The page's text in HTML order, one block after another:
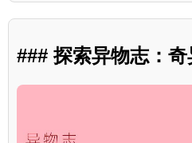
### 探索异物志：